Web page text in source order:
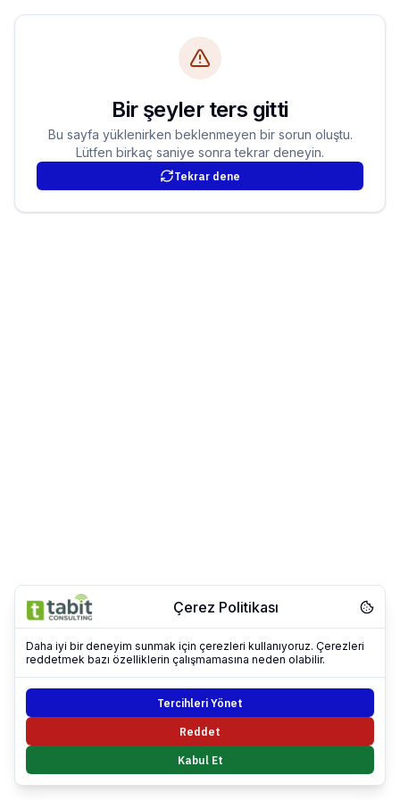
Bir şeyler ters gitti
Bu sayfa yüklenirken beklenmeyen bir sorun oluştu.
Lütfen birkaç saniye sonra tekrar deneyin.
Tekrar dene
Çerez Politikası
Daha iyi bir deneyim sunmak için çerezleri kullanıyoruz. Çerezleri
reddetmek bazı özelliklerin çalışmamasına neden olabilir.
Tercihleri Yönet
Reddet
Kabul Et